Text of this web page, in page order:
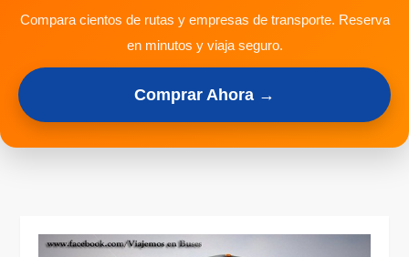
Compara cientos de rutas y empresas de transporte. Reserva
en minutos y viaja seguro.
Comprar Ahora →